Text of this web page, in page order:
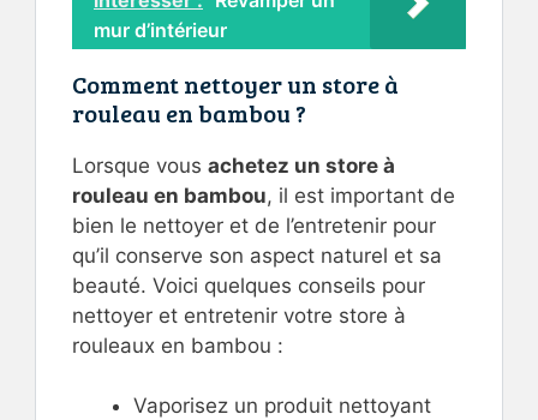
mur d’intérieur
Comment nettoyer un store à
rouleau en bambou ?
Lorsque vous achetez un store à
rouleau en bambou, il est important de
bien le nettoyer et de l’entretenir pour
qu’il conserve son aspect naturel et sa
beauté. Voici quelques conseils pour
nettoyer et entretenir votre store à
rouleaux en bambou :
Vaporisez un produit nettoyant